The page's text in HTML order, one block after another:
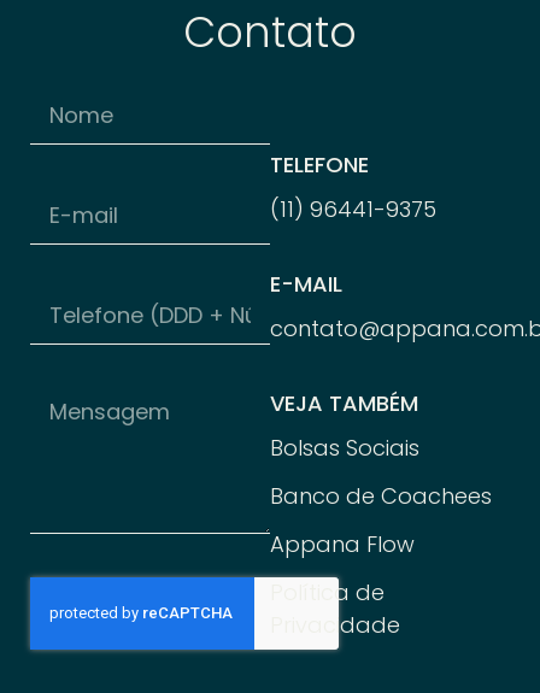
Contato
TELEFONE
(11) 96441-9375
E-MAIL
VEJA TAMBÉM
Bolsas Sociais
Banco de Coachees
Appana Flow
Política de
Privacidade